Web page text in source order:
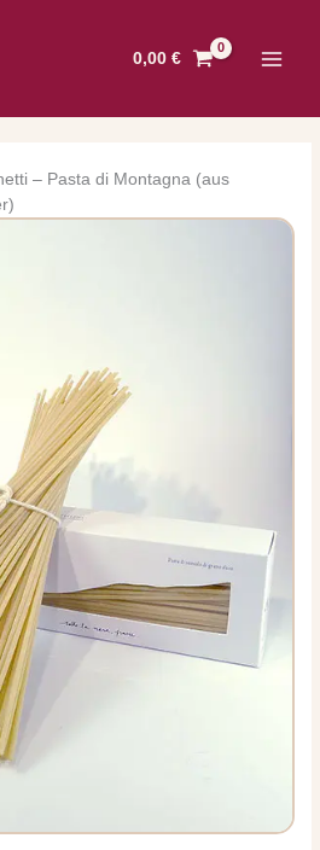
0,00€
– Pasta di Montagna (aus